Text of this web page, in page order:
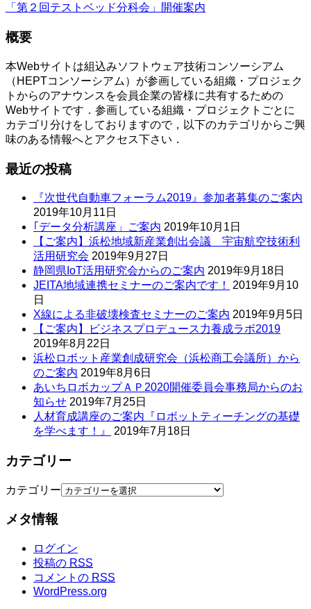
「第２回テストベッド分科会」開催案内
概要
本Webサイトは組込みソフトウェア技術コンソーシアム
（HEPTコンソーシアム）が参画している組織・プロジェク
トからのアナウンスを会員企業の皆様に共有するための
Webサイトです．参画している組織・プロジェクトごとに
カテゴリ分けをしておりますので，以下のカテゴリからご興
味のある情報へとアクセス下さい．
最近の投稿
『次世代自動車フォーラム2019』参加者募集のご案内
2019年10月11日
｢データ分析講座」ご案内 2019年10月1日
【ご案内】浜松地域新産業創出会議 宇宙航空技術利
活用研究会 2019年9月27日
静岡県IoT活用研究会からのご案内 2019年9月18日
JEITA地域連携セミナーのご案内です！
2019年9月10
日
X線による非破壊検査セミナーのご案内 2019年9月5日
【ご案内】ビジネスプロデュース力養成ラボ2019
2019年8月22日
浜松ロボット産業創成研究会（浜松商工会議所）から
のご案内 2019年8月6日
あいちロボカップＡＰ2020開催委員会事務局からのお
知らせ 2019年7月25日
人材育成講座のご案内『ロボットティーチングの基礎
を学べます！』
2019年7月18日
カテゴリー
カテゴリー
メタ情報
ログイン
投稿の RSS
コメントの RSS
WordPress.org